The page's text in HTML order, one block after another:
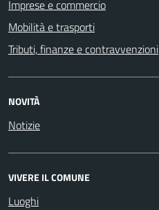
Imprese e commercio
Mobilità e trasporti
Tributi, finanze e contravvenzioni
NOVITÀ
Notizie
VIVERE IL COMUNE
Luoghi